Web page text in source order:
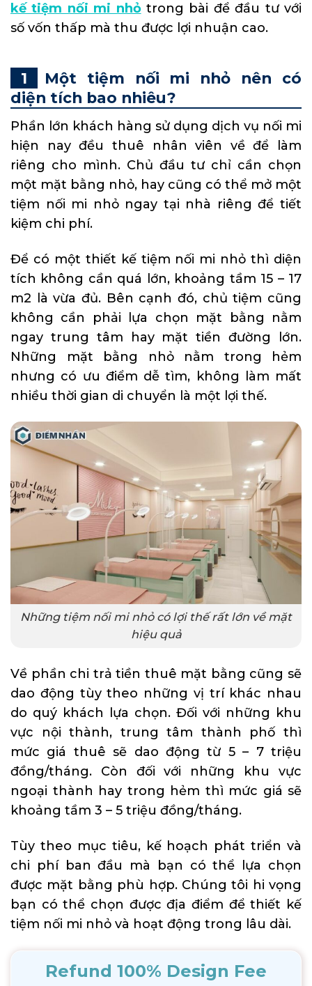
kế tiệm nối mi nhỏtrong bài để đầu tư với
số vốn thấp mà thu được lợi nhuận cao.
Một tiệm nối mi nhỏ nên có
diện tích bao nhiêu?
Phần lớn khách hàng sử dụng dịch vụ nối mi
hiện nay đều thuê nhân viên về để làm
riêng cho mình. Chủ đầu tư chỉ cần chọn
một mặt bằng nhỏ, hay cũng có thể mở một
tiệm nối mi nhỏ ngay tại nhà riêng để tiết
kiệm chi phí.
Để có một thiết kế tiệm nối mi nhỏ thì diện
tích không cần quá lớn, khoảng tầm 15 – 17
m2 là vừa đủ. Bên cạnh đó, chủ tiệm cũng
không cần phải lựa chọn mặt bằng nằm
ngay trung tâm hay mặt tiền đường lớn.
Những mặt bằng nhỏ nằm trong hẻm
nhưng có ưu điểm dễ tìm, không làm mất
nhiều thời gian di chuyển là một lợi thế.
Những tiệm nối mi nhỏ có lợi thế rất lớn về mặt
hiệu quả
Về phần chi trả tiền thuê mặt bằng cũng sẽ
dao động tùy theo những vị trí khác nhau
do quý khách lựa chọn. Đối với những khu
vực nội thành, trung tâm thành phố thì
mức giá thuê sẽ dao động từ 5 – 7 triệu
đồng/tháng. Còn đối với những khu vực
ngoại thành hay trong hẻm thì mức giá sẽ
khoảng tầm 3 – 5 triệu đồng/tháng.
Tùy theo mục tiêu, kế hoạch phát triển và
chi phí ban đầu mà bạn có thể lựa chọn
được mặt bằng phù hợp. Chúng tôi hi vọng
bạn có thể chọn được địa điểm để thiết kế
tiệm nối mi nhỏ và hoạt động trong lâu dài.
Refund 100% Design Fee